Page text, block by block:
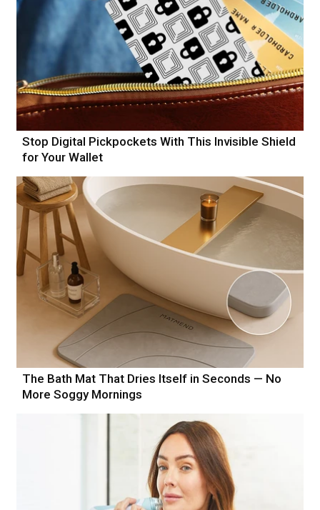
Stop Digital Pickpockets With This Invisible Shield
for Your Wallet
The Bath Mat That Dries Itself in Seconds — No
More Soggy Mornings